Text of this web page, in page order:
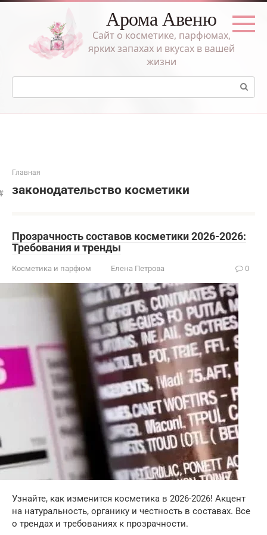
Перейти
Арома Авеню
Сайт о косметике, парфюмах,
ярких запахах и вкусах в вашей
жизни
Поиск:
Главная
законодательство косметики
Прозрачность составов косметики 2026-2026:
Требования и тренды
Косметика и парфюм Елена Петрова 0
Узнайте, как изменится косметика в 2026-2026! Акцент
на натуральность, органику и честность в составах. Все
о трендах и требованиях к прозрачности.